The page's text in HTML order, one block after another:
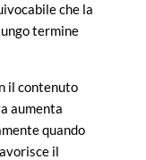
che la
termine
il contenuto
aumenta
quando
il